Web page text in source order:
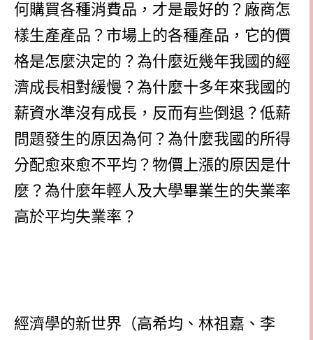
何購買各種消費品，才是最好的？廠商怎
樣生產產品？市場上的各種產品，它的價
格是怎麼決定的？為什麼近幾年我國的經
濟成長相對緩慢？為什麼十多年來我國的
薪資水準沒有成長，反而有些倒退？低薪
問題發生的原因為何？為什麼我國的所得
分配愈來愈不平均？物價上漲的原因是什
麼？為什麼年輕人及大學畢業生的失業率
高於平均失業率？
經濟學的新世界（高希均、林祖嘉、李